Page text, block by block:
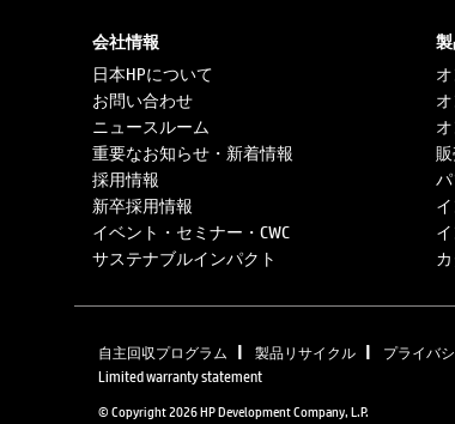
会社情報
日本HPについて
お問い合わせ
ニュースルーム
重要なお知らせ・新着情報
採用情報
新卒採用情報
イベント・セミナー・CWC
サステナブルインパクト
自主回収プログラム | 製品リサイクル | プライバ
Limited warranty statement
© Copyright 2026 HP Development Company, L.P.